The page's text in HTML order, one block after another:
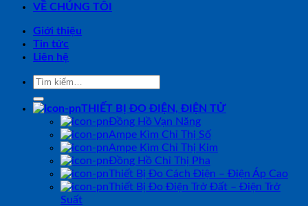
VỀ CHÚNG TÔI
Giới thiệu
Tin tức
Liên hệ
Tìm
kiếm:
THIẾT BỊ ĐO ĐIỆN, ĐIỆN TỬ
Đồng Hồ Vạn Năng
Ampe Kìm Chỉ Thị Số
Ampe Kìm Chỉ Thị Kim
Đồng Hồ Chỉ Thị Pha
Thiết Bị Đo Cách Điện – Điện Áp Cao
Thiết Bị Đo Điện Trở Đất – Điện Trở
Suất